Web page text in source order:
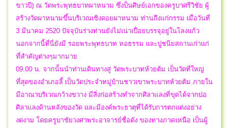
ขาวปี) ณ วัดพระพุทธบาทผาหนาม ซึ่งป็นศิษย์เอกของครูบาศรีวิชัย ผู้
สร้างวัดผาหนามขึ้นบริเวณเชิงดอยผาหนาม ท่านถึงแก่กรรม เมื่อวันที่
3 มีนาคม 2520 ปัจจุบันร่างท่านยังไม่เน่าเปื่อยบรรจุอยู่ในโลงแก้ว
นอกจากนี้ที่นี่ยังมี รอยพระพุทธบาท หอธรรม และปูชนียสถานเก่าแก่
ที่สำคัญต่างๆมากมาย
09.00 น. จากนั้นนำท่านเดินทางสู่ วัดพระบาทห้วยต้ม เป็นวัดที่ใหญ่
ที่สุดของอำเภอลี้ เป็นวัดประจำหมู่บ้านชาวเขาพระบาทห้วยต้ม ภายใน
มีอาณาบริเวณกว้างขวาง มีสิ่งก่อสร้างทำจากศิลาแลงที่ขุดได้จากบ่อ
ศิลาแลงด้านหลังของวัด และมีองค์พระธาตุที่ได้รับการตกแต่งอย่าง
งดงาม โดยครูบาชัยวงศาพระอาจารย์ชื่อดัง ของทางภาคเหนือ เป็นผู้